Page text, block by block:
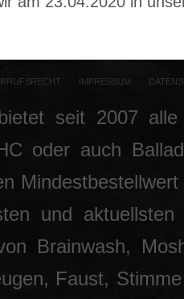
IMPRESSUM
seit 2007
oder auch
und
Brainwash,
Faust,